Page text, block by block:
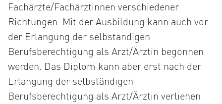
Fachärzte/Fachärztinnen verschiedener
Richtungen. Mit der Ausbildung kann auch vor
der Erlangung der selbständigen
Berufsberechtigung als Arzt/Ärztin begonnen
werden. Das Diplom kann aber erst nach der
Erlangung der selbständigen
Berufsberechtigung als Arzt/Ärztin verliehen